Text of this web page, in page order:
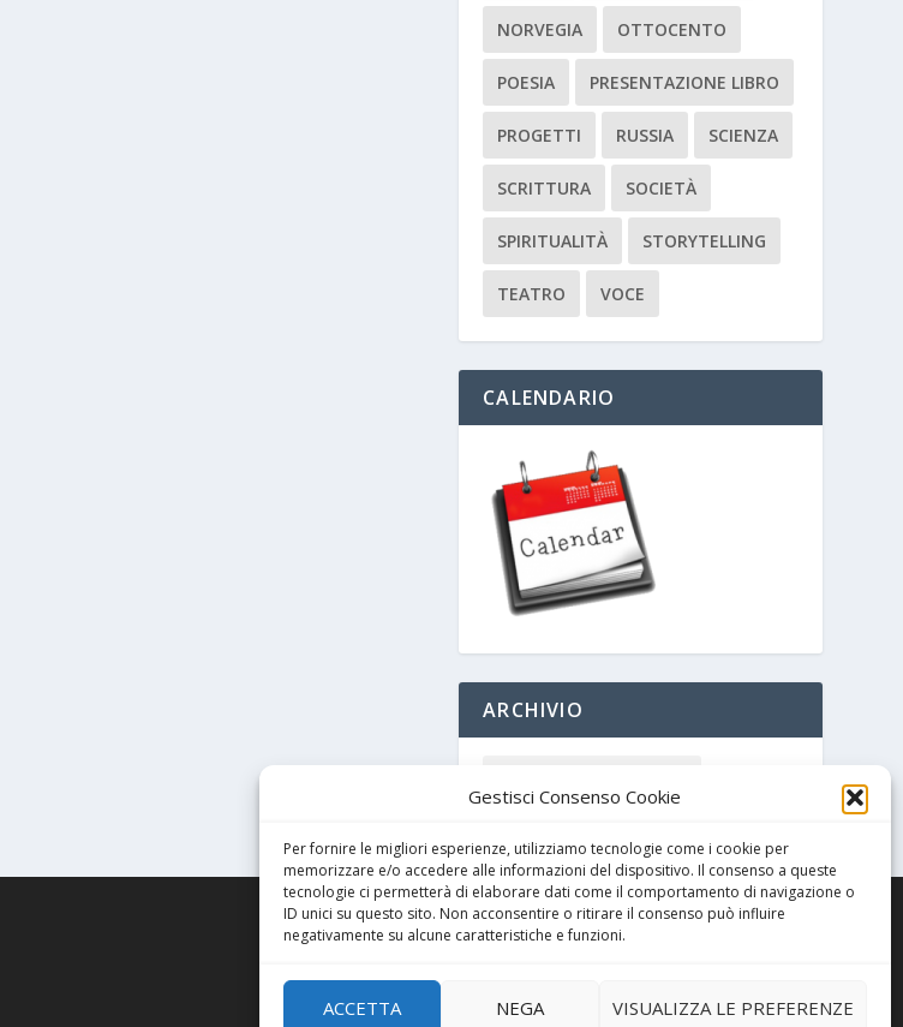
Gestisci Consenso Cookie
Per fornire le migliori esperienze, utilizziamo tecnologie come i cookie per
memorizzare e/o accedere alle informazioni del dispositivo. Il consenso a queste
tecnologie ci permetterà di elaborare dati come il comportamento di navigazione o
ID unici su questo sito. Non acconsentire o ritirare il consenso può influire
negativamente su alcune caratteristiche e funzioni.
ACCETTA NEGA VISUALIZZA LE PREFERENZE
NORVEGIA OTTOCENTO
POESIA PRESENTAZIONE LIBRO
PROGETTI RUSSIA SCIENZA
SCRITTURA SOCIETÀ
SPIRITUALITÀ STORYTELLING
TEATRO VOCE
CALENDARIO
ARCHIVIO